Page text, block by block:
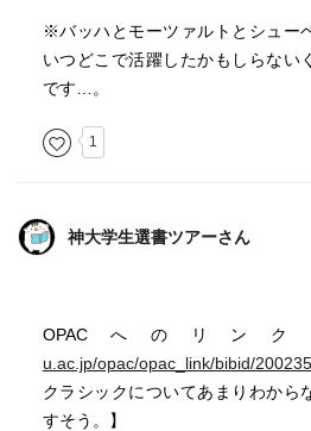
※バッハとモーツァルトとシュー
いつどこで活躍したかもしらない
です…。
1
神大学生選書ツアーさん
OPACへのリンク
u.ac.jp/opac/opac_link/bibid/
クラシックについてあまりわから
すそう。】